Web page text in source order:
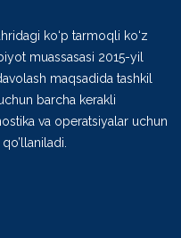
ko‘p tarmoqli ko‘z
muassasasi 2015-yil
maqsadida tashkil
barcha kerakli
va operatsiyalar uchun